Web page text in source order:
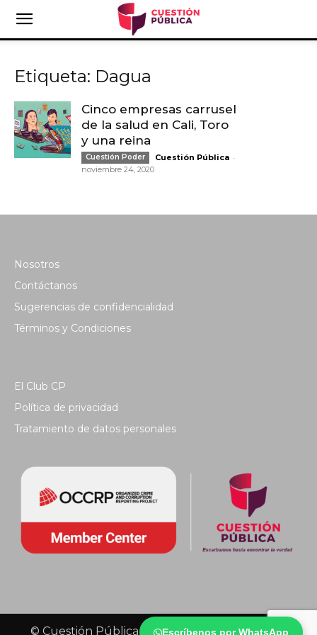
Escríbenos por WhatsApp
Etiqueta: Dagua
Cinco empresas carrusel
de la salud en Cali, Toro
y una reina
Cuestión Poder Cuestión Pública -
noviembre 24, 2020
Nosotros
Contáctanos
Sugerencias de confidencialidad
Términos y Condiciones
El Club CP
Política de privacidad
Tratamiento de datos personales
© Cuestión Pública 2018 - Todos los derechos